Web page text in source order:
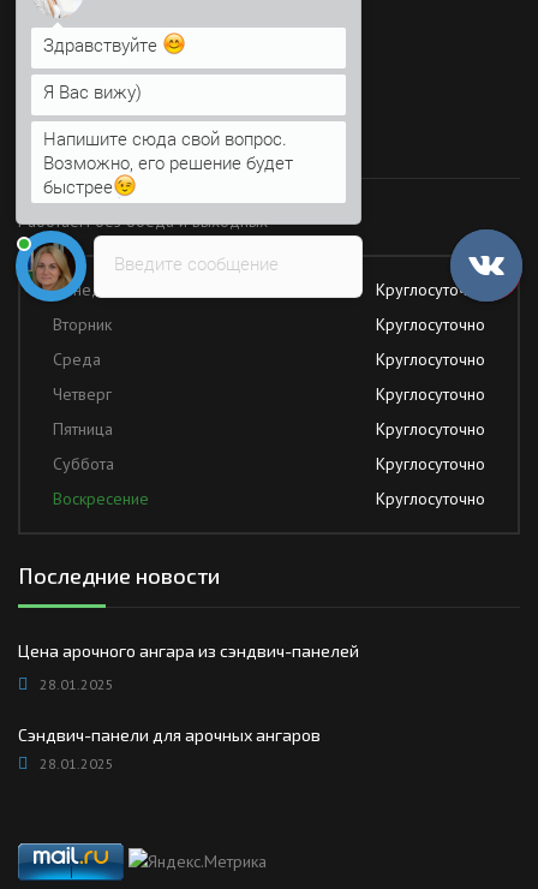
Мы в социальных сетях
Время работы
Работаем без обеда и выходных
Понедельник
Круглосуточно
Вторник
Круглосуточно
Среда
Круглосуточно
Четверг
Круглосуточно
Пятница
Круглосуточно
Суббота
Круглосуточно
Воскресение
Круглосуточно
Последние новости
Цена арочного ангара из сэндвич-панелей
28.01.2025
Сэндвич-панели для арочных ангаров
28.01.2025
Введите сообщение
Здравствуйте
Я Вас вижу)
Напишите сюда свой вопрос.
Возможно, его решение будет
быстрее